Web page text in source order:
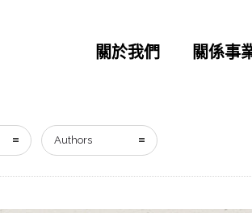
關於我們 關係事
Authors